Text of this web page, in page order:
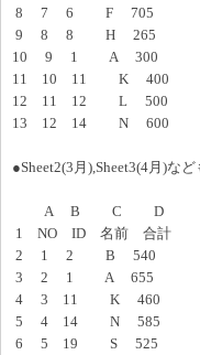
8 7 6 F 705
9 8 8 H 265
10 9 1 A 300
11 10 11 K 400
12 11 12 L 500
13 12 14 N 600
●Sheet2(3月),Sheet3(4月)な
A B C D
1 NO ID 名前 合計
2 1 2 B 540
3 2 1 A 655
4 3 11 K 460
5 4 14 N 585
6 5 19 S 525